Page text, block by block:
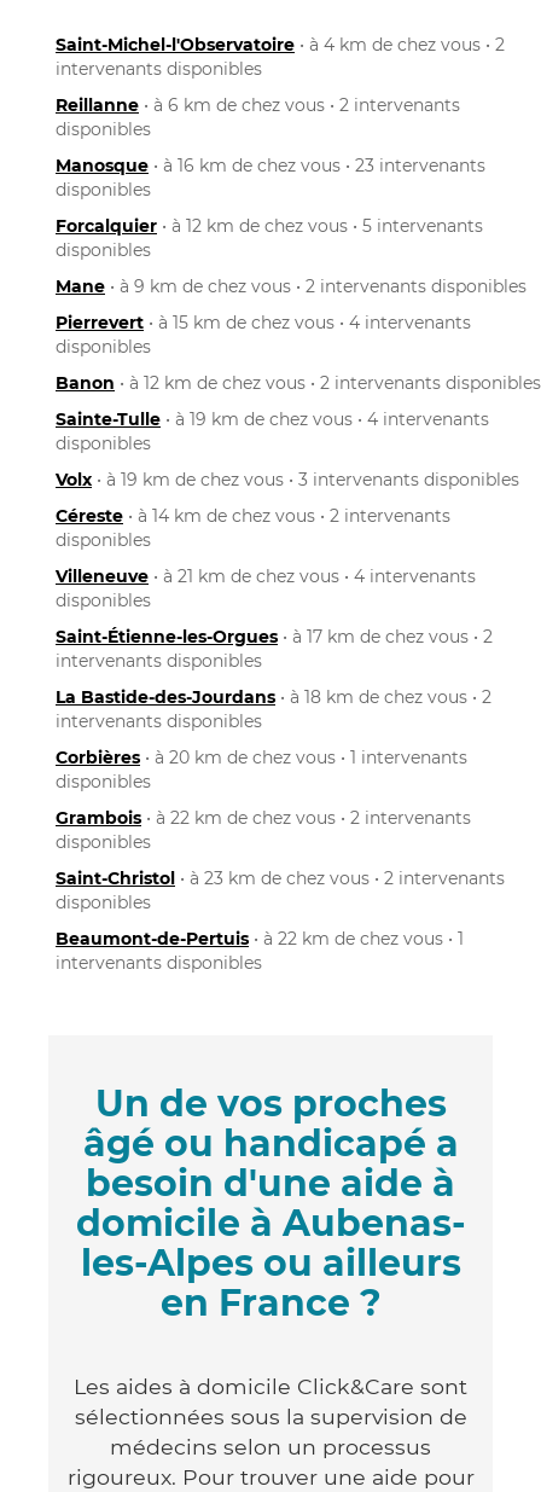
Saint-Michel-l'Observatoire • à 4 km de chez vous • 2
intervenants disponibles
Reillanne • à 6 km de chez vous • 2 intervenants
disponibles
Manosque • à 16 km de chez vous • 23 intervenants
disponibles
Forcalquier • à 12 km de chez vous • 5 intervenants
disponibles
Mane • à 9 km de chez vous • 2 intervenants disponibles
Pierrevert • à 15 km de chez vous • 4 intervenants
disponibles
Banon • à 12 km de chez vous • 2 intervenants disponibles
Sainte-Tulle • à 19 km de chez vous • 4 intervenants
disponibles
Volx • à 19 km de chez vous • 3 intervenants disponibles
Céreste • à 14 km de chez vous • 2 intervenants
disponibles
Villeneuve • à 21 km de chez vous • 4 intervenants
disponibles
Saint-Étienne-les-Orgues • à 17 km de chez vous • 2
intervenants disponibles
La Bastide-des-Jourdans • à 18 km de chez vous • 2
intervenants disponibles
Corbières • à 20 km de chez vous • 1 intervenants
disponibles
Grambois • à 22 km de chez vous • 2 intervenants
disponibles
Saint-Christol • à 23 km de chez vous • 2 intervenants
disponibles
Beaumont-de-Pertuis • à 22 km de chez vous • 1
intervenants disponibles
Un de vos proches
âgé ou handicapé a
besoin d'une aide à
domicile à Aubenas-
les-Alpes ou ailleurs
en France ?
Les aides à domicile Click&Care sont
sélectionnées sous la supervision de
médecins selon un processus
rigoureux. Pour trouver une aide pour